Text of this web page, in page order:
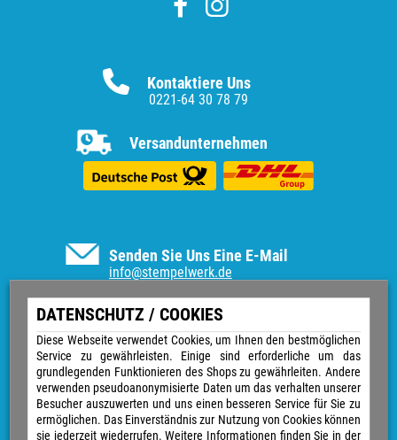
DATENSCHUTZ / COOKIES
Diese Webseite verwendet Cookies, um Ihnen den bestmöglichen
Service zu gewährleisten. Einige sind erforderliche um das
grundlegenden Funktionieren des Shops zu gewährleiten. Andere
verwenden pseudoanonymisierte Daten um das verhalten unserer
Besucher auszuwerten und uns einen besseren Service für Sie zu
ermöglichen. Das Einverständnis zur Nutzung von Cookies können
sie jederzeit wiederrufen. Weitere Informationen finden Sie in der
Senden Sie Uns Eine E-Mail
info@stempelwerk.de
Informationen
Vertrag widerrufen
Kontakt
Über uns
Impressum
Versand & Zahlungsarten
Widerrufsrecht
Kontaktiere Uns
0221-64 30 78 79
Versandunternehmen